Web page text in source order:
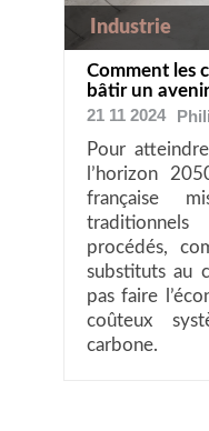
Industrie
Comment les
bâtir un
21 11 2024
Pour
l’horizon
française
procédés,
substituts au
pas faire
coûteux
carbone.